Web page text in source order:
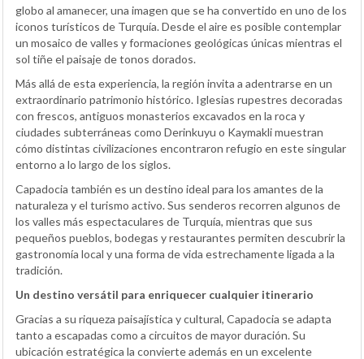
globo al amanecer, una imagen que se ha convertido en uno de los
iconos turísticos de Turquía. Desde el aire es posible contemplar
un mosaico de valles y formaciones geológicas únicas mientras el
sol tiñe el paisaje de tonos dorados.
Más allá de esta experiencia, la región invita a adentrarse en un
extraordinario patrimonio histórico. Iglesias rupestres decoradas
con frescos, antiguos monasterios excavados en la roca y
ciudades subterráneas como Derinkuyu o Kaymakli muestran
cómo distintas civilizaciones encontraron refugio en este singular
entorno a lo largo de los siglos.
Capadocia también es un destino ideal para los amantes de la
naturaleza y el turismo activo. Sus senderos recorren algunos de
los valles más espectaculares de Turquía, mientras que sus
pequeños pueblos, bodegas y restaurantes permiten descubrir la
gastronomía local y una forma de vida estrechamente ligada a la
tradición.
Un destino versátil para enriquecer cualquier itinerario
Gracias a su riqueza paisajística y cultural, Capadocia se adapta
tanto a escapadas como a circuitos de mayor duración. Su
ubicación estratégica la convierte además en un excelente